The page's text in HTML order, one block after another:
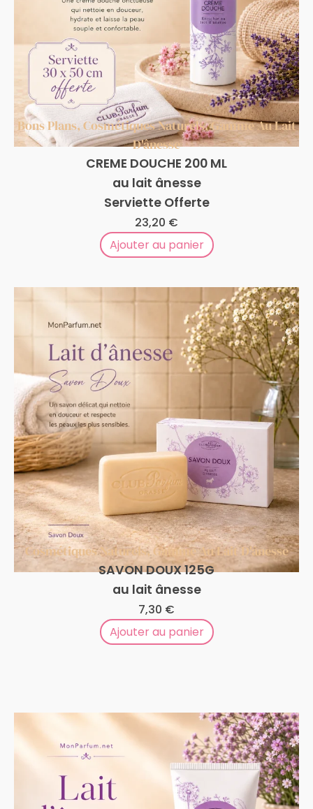
Bons Plans,Cosmétiques Naturels,Gamme Au Lait
D'ânesse
CREME DOUCHE 200 ML
au lait ânesse
Serviette Offerte
23,20 €
Ajouter au panier
Cosmétiques Naturels,Gamme Au Lait D'ânesse
SAVON DOUX 125G
au lait ânesse
7,30 €
Ajouter au panier